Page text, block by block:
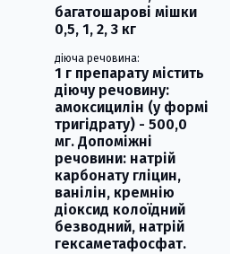
багатошарові мішки
0,5, 1, 2, 3 кг
діюча речовина:
1 г препарату містить
діючу речовину:
амоксицилін (у формі
тригідрату) - 500,0
мг. Допоміжні
речовини: натрій
карбонату гліцин,
ванілін, кремнію
діоксид колоїдний
безводний, натрій
гексаметафосфат.